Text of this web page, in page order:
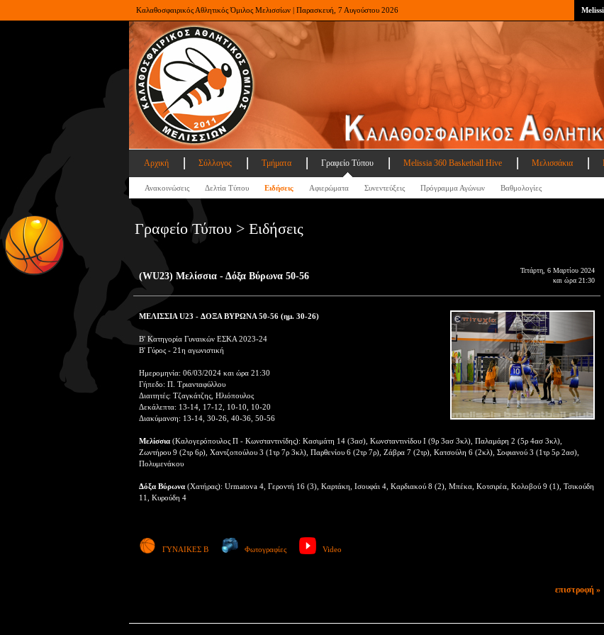
Καλαθοσφαιρικός Αθλητικός Όμιλος Μελισσίων | Παρασκευή, 7 Αυγούστου 2026
Αρχική Σύλλογος Τμήματα Γραφείο Τύπου Melissia 360 Basketball Hive Μελισσάκια
Ανακοινώσεις Δελτία Τύπου Ειδήσεις Αφιερώματα Συνεντεύξεις Πρόγραμμα Αγώνων Βαθμολογίες
Γραφείο Τύπου > Ειδήσεις
(WU23) Μελίσσια - Δόξα Βύρωνα 50-56
Τετάρτη, 6 Μαρτίου 2024
και ώρα 21:30
ΜΕΛΙΣΣΙΑ U23 - ΔΟΞΑ ΒΥΡΩΝΑ 50-56 (ημ. 30-26)
Β' Κατηγορία Γυναικών ΕΣΚΑ 2023-24
Β' Γύρος - 21η αγωνιστική
Ημερομηνία: 06/03/2024 και ώρα 21:30
Γήπεδο: Π. Τριανταφύλλου
Διαιτητές: Τζαγκάτζης, Ηλιόπουλος
Δεκάλεπτα: 13-14, 17-12, 10-10, 10-20
Διακύμανση: 13-14, 30-26, 40-36, 50-56
Μελίσσια (Καλογερόπουλος Π - Κωνσταντινίδης): Κασιμάτη 14 (3ασ), Κωνσταντινίδου Ι (9ρ 3ασ 3κλ), Παλαμάρη 2 (5ρ 4ασ 3κλ),
Ζωντήρου 9 (2τρ 6ρ), Χαντζοπούλου 3 (1τρ 7ρ 3κλ), Παρθενίου 6 (2τρ 7ρ), Ζάβρα 7 (2τρ), Κατσούλη 6 (2κλ), Σοφιανού 3 (1τρ 5ρ 2ασ),
Πολυμενάκου
Δόξα Βύρωνα (Χατήρας): Urmatova 4, Γεροντή 16 (3), Καρτάκη, Ισουφάι 4, Καρδιακού 8 (2), Μπέκα, Κοτσιρέα, Κολοβού 9 (1), Τσικούδη
11, Κυρούδη 4
ΓΥΝΑΙΚΕΣ Β Φωτογραφίες Video
επιστροφή »